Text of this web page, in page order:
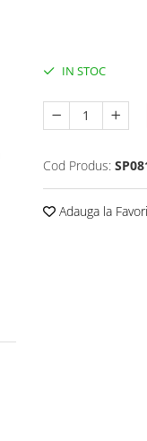
IN STOC
Cod Produs:
Adauga la